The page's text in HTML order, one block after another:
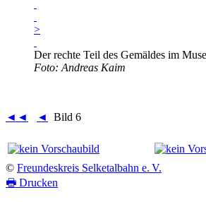
>
Der rechte Teil des Gemäldes im
Foto: Andreas Kaim
◄◄ ◄ Bild 6
© Freundeskreis Selketalbahn e. V.
🖶 Drucken